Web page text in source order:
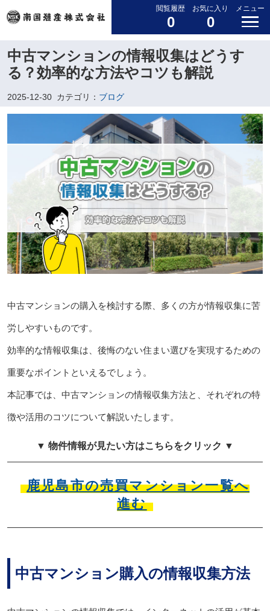
閲覧履歴
0
お気に入り
0
メニュー
中古マンションの情報収集はどうす
る？効率的な方法やコツも解説
2025-12-30 カテゴリ： ブログ
中古マンションの購入を検討する際、多くの方が情報収集に苦
労しやすいものです。
効率的な情報収集は、後悔のない住まい選びを実現するための
重要なポイントといえるでしょう。
本記事では、中古マンションの情報収集方法と、それぞれの特
徴や活用のコツについて解説いたします。
▼ 物件情報が見たい方はこちらをクリック ▼
鹿児島市の売買マンション一覧へ
進む
中古マンション購入の情報収集方法